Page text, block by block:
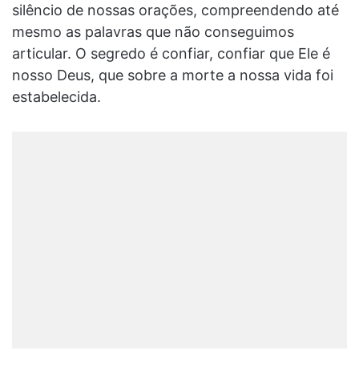
silêncio de nossas orações, compreendendo até
mesmo as palavras que não conseguimos
articular. O segredo é confiar, confiar que Ele é
nosso Deus, que sobre a morte a nossa vida foi
estabelecida.